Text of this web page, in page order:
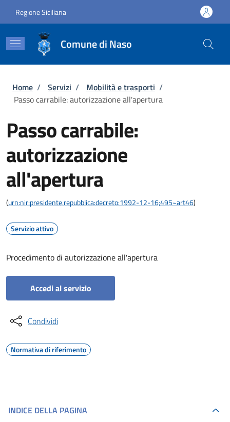
Regione Siciliana
Comune di Naso
Briciole di pane
Home / Servizi / Mobilità e trasporti /
Passo carrabile: autorizzazione all'apertura
Passo carrabile:
autorizzazione
all'apertura
(urn:nir:presidente.repubblica:decreto:1992-12-16;495~art46)
Servizio attivo
Procedimento di autorizzazione all'apertura
Accedi al servizio
Condividi
Normativa di riferimento
INDICE DELLA PAGINA